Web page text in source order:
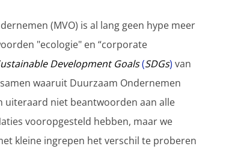
(MVO) is al lang geen hype meer
"ecologie" en “corporate
Development Goals(SDGs) van
waaruit Duurzaam Ondernemen
uiteraard niet beantwoorden aan alle
vooropgesteld hebben, maar we
kleine ingrepen het verschil te proberen